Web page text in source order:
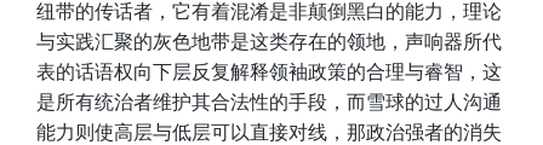
纽带的传话者，它有着混淆是非颠倒黑白的能力，理论
与实践汇聚的灰色地带是这类存在的领地，声响器所代
表的话语权向下层反复解释领袖政策的合理与睿智，这
是所有统治者维护其合法性的手段，而雪球的过人沟通
能力则使高层与低层可以直接对线，那政治强者的消失